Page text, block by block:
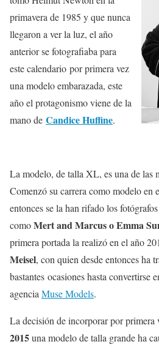
primavera de 1985 y que nunca
llegaron a ver la luz, el año
anterior se fotografiaba para
este calendario por primera vez
una modelo embarazada, este
año el protagonismo viene de la
mano de Candice Huffine.
La modelo, de talla XL, es una de las
Comenzó su carrera como modelo en
entonces se la han rifado los
comoMert and Marcus o Emma
primera portada la realizó en el año
Meisel, con quien desde entonces ha
bastantes ocasiones hasta convertirse
agenciaMuse Models.
La decisión de incorporar por primera
2015una modelo de talla grande ha